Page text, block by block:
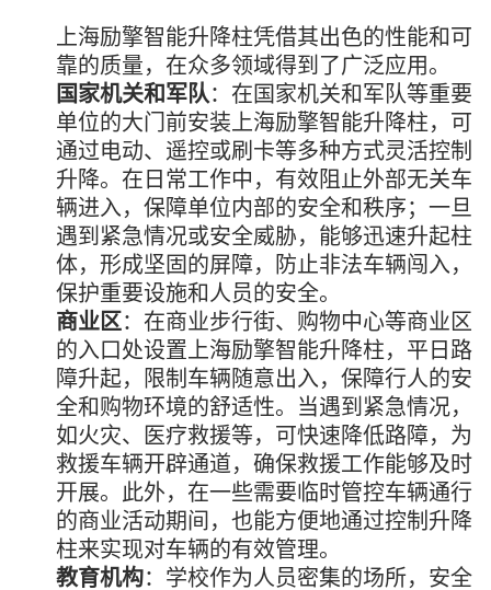
上海励擎智能升降柱凭借其出色的性能和可
靠的质量，在众多领域得到了广泛应用。
国家机关和军队：在国家机关和军队等重要
单位的大门前安装上海励擎智能升降柱，可
通过电动、遥控或刷卡等多种方式灵活控制
升降。在日常工作中，有效阻止外部无关车
辆进入，保障单位内部的安全和秩序；一旦
遇到紧急情况或安全威胁，能够迅速升起柱
体，形成坚固的屏障，防止非法车辆闯入，
保护重要设施和人员的安全。
商业区：在商业步行街、购物中心等商业区
的入口处设置上海励擎智能升降柱，平日路
障升起，限制车辆随意出入，保障行人的安
全和购物环境的舒适性。当遇到紧急情况，
如火灾、医疗救援等，可快速降低路障，为
救援车辆开辟通道，确保救援工作能够及时
开展。此外，在一些需要临时管控车辆通行
的商业活动期间，也能方便地通过控制升降
柱来实现对车辆的有效管理。
教育机构：学校作为人员密集的场所，安全